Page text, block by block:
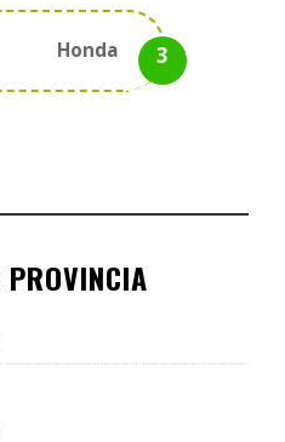
Honda